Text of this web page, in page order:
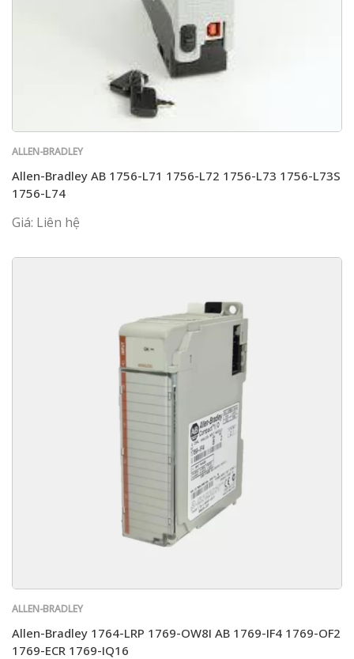
ALLEN-BRADLEY
Allen-Bradley AB 1756-L71 1756-L72 1756-L73 1756-L73S
1756-L74
Giá: Liên hệ
ALLEN-BRADLEY
Allen-Bradley 1764-LRP 1769-OW8I AB 1769-IF4 1769-OF2
1769-ECR 1769-IQ16